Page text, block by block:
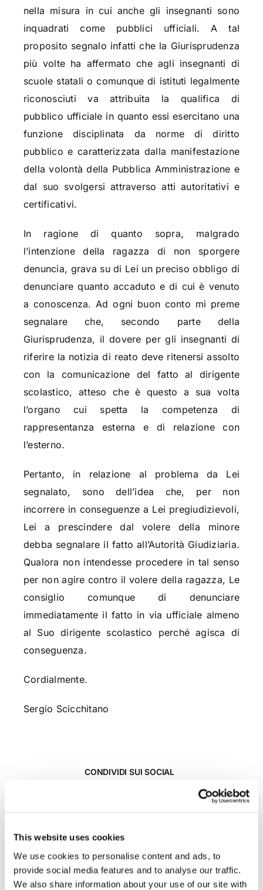
This website uses cookies
We use cookies to personalise content and ads, to
provide social media features and to analyse our traffic.
We also share information about your use of our site with
nella misura in cui anche gli insegnanti sono
inquadrati come pubblici ufficiali. A tal
proposito segnalo infatti che la Giurisprudenza
più volte ha affermato che agli insegnanti di
scuole statali o comunque di istituti legalmente
riconosciuti va attribuita la qualifica di
pubblico ufficiale in quanto essi esercitano una
funzione disciplinata da norme di diritto
pubblico e caratterizzata dalla manifestazione
della volontà della Pubblica Amministrazione e
dal suo svolgersi attraverso atti autoritativi e
certificativi.
In ragione di quanto sopra, malgrado
l’intenzione della ragazza di non sporgere
denuncia, grava su di Lei un preciso obbligo di
denunciare quanto accaduto e di cui è venuto
a conoscenza. Ad ogni buon conto mi preme
segnalare che, secondo parte della
Giurisprudenza, il dovere per gli insegnanti di
riferire la notizia di reato deve ritenersi assolto
con la comunicazione del fatto al dirigente
scolastico, atteso che è questo a sua volta
l’organo cui spetta la competenza di
rappresentanza esterna e di relazione con
l’esterno.
Pertanto, in relazione al problema da Lei
segnalato, sono dell’idea che, per non
incorrere in conseguenze a Lei pregiudizievoli,
Lei a prescindere dal volere della minore
debba segnalare il fatto all’Autorità Giudiziaria.
Qualora non intendesse procedere in tal senso
per non agire contro il volere della ragazza, Le
consiglio comunque di denunciare
immediatamente il fatto in via ufficiale almeno
al Suo dirigente scolastico perché agisca di
conseguenza.
Cordialmente.
Sergio Scicchitano
CONDIVIDI SUI SOCIAL